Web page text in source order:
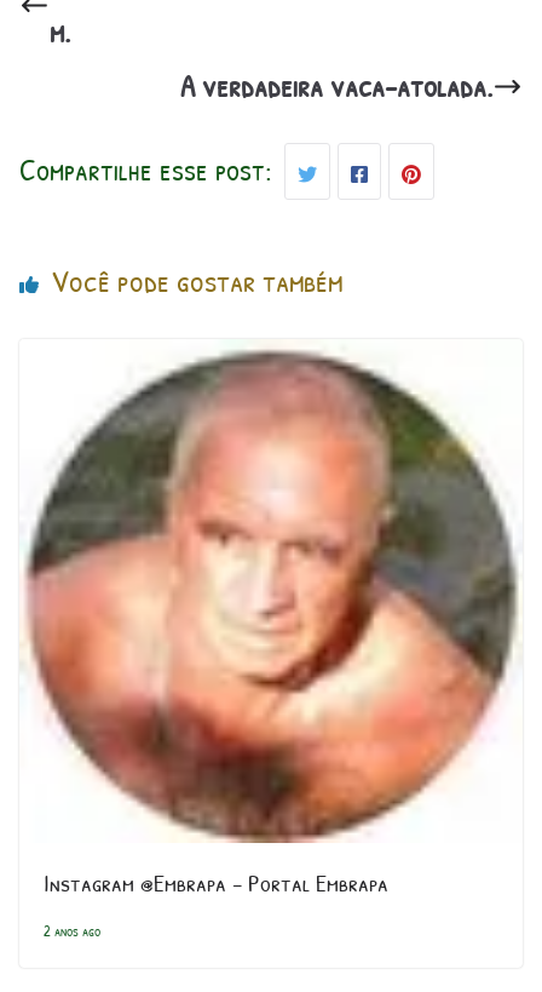
m.
A verdadeira vaca-atolada.
Compartilhe esse post:
Você pode gostar também
Instagram @Embrapa – Portal Embrapa
2 anos ago